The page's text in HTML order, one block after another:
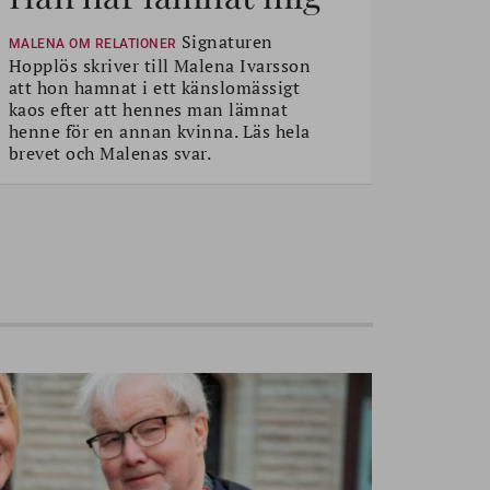
MALENA OM RELATIONER Signaturen
Hopplös skriver till Malena Ivarsson
att hon hamnat i ett känslomässigt
kaos efter att hennes man lämnat
henne för en annan kvinna. Läs hela
brevet och Malenas svar.